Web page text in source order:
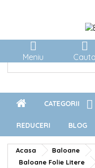

Meniu

Cauta

CATEGORII
REDUCERI BLOG
Acasa Baloane
Baloane Folie Litere